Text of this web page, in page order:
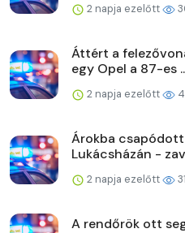
2 napja ezelőtt
Áttért a
egy Opel a 87-es
2 napja ezelőtt
Árokba
Lukácsházán -
2 napja ezelőtt 31
A rendőrök ott